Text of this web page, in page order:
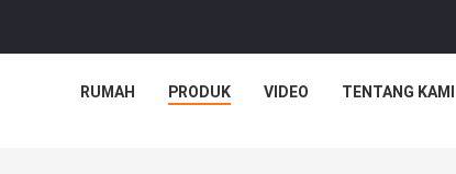
RUMAH PRODUK VIDEO TENTANG KAMI